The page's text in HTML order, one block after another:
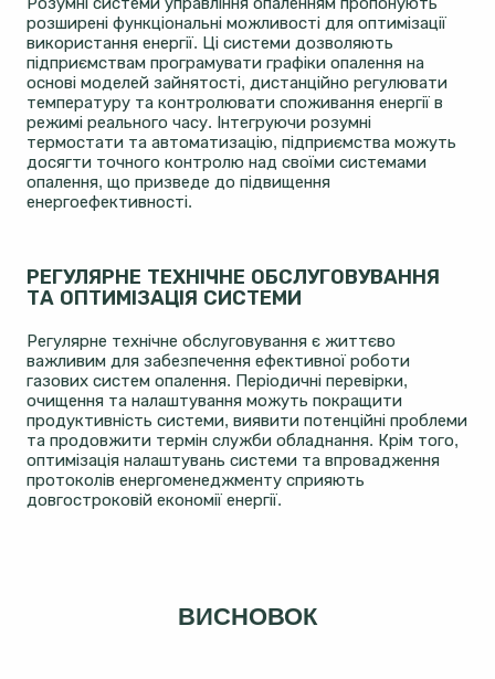
розширені функціональні можливості для оптимізації
використання енергії. Ці системи дозволяють
підприємствам програмувати графіки опалення на
основі моделей зайнятості, дистанційно регулювати
температуру та контролювати споживання енергії в
режимі реального часу. Інтегруючи розумні
термостати та автоматизацію, підприємства можуть
досягти точного контролю над своїми системами
опалення, що призведе до підвищення
енергоефективності.
РЕГУЛЯРНЕ ТЕХНІЧНЕ ОБСЛУГОВУВАННЯ
ТА ОПТИМІЗАЦІЯ СИСТЕМИ
Регулярне технічне обслуговування є життєво
важливим для забезпечення ефективної роботи
газових систем опалення. Періодичні перевірки,
очищення та налаштування можуть покращити
продуктивність системи, виявити потенційні проблеми
та продовжити термін служби обладнання. Крім того,
оптимізація налаштувань системи та впровадження
протоколів енергоменеджменту сприяють
довгостроковій економії енергії.
ВИСНОВОК